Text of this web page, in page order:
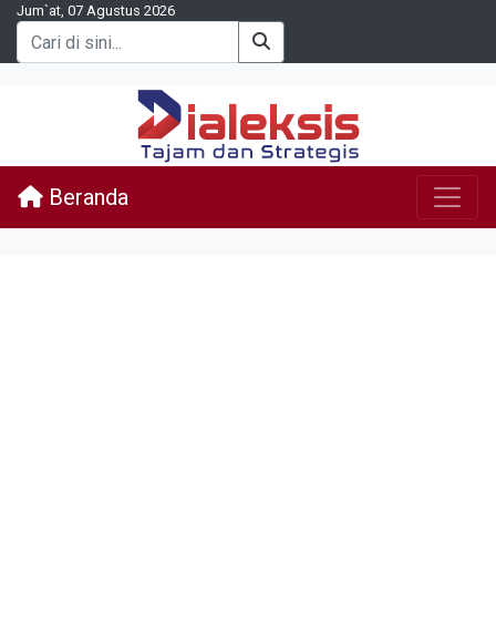
Jum`at, 07 Agustus 2026
Beranda